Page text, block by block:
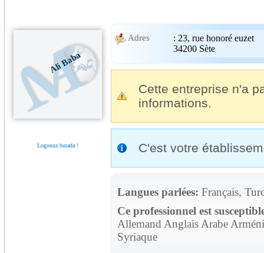
Ali Baba
Logonuz burada !
Adres : 23, rue honoré euzet
34200 Sète
Cette entreprise n'a
informations.
C'est votre
Langues parlées: Français,
Ce professionnel est
Allemand Anglais Arabe
Syriaque